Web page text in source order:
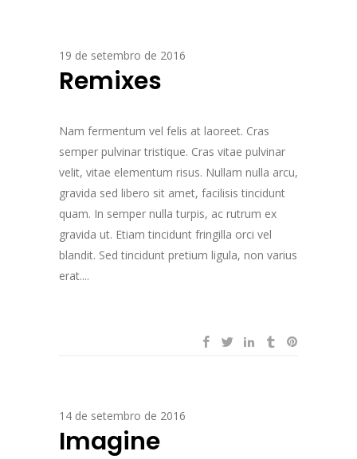
19 de setembro de 2016
Remixes
Nam fermentum vel felis at laoreet. Cras
semper pulvinar tristique. Cras vitae pulvinar
velit, vitae elementum risus. Nullam nulla arcu,
gravida sed libero sit amet, facilisis tincidunt
quam. In semper nulla turpis, ac rutrum ex
gravida ut. Etiam tincidunt fringilla orci vel
blandit. Sed tincidunt pretium ligula, non varius
erat....
14 de setembro de 2016
Imagine